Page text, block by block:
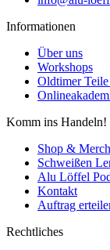
Informationen
Über uns
Workshops
Oldtimer
Komm ins Handeln!
Shop &
Schweißen
Alu Löffel
Kontakt
Auftrag
Rechtliches